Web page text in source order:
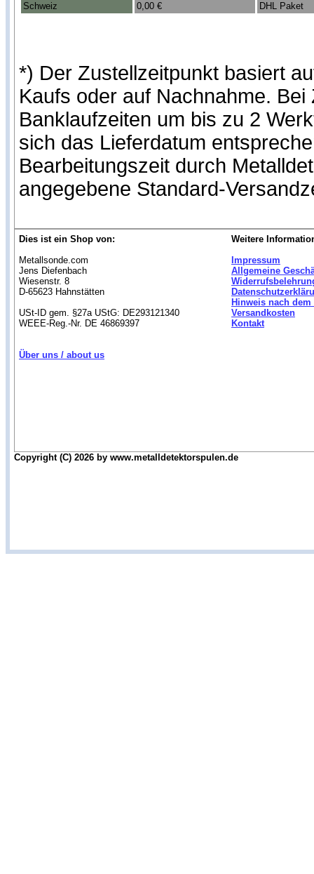
Schweiz
0,00 € DHL Paket
*) Der Zustellzeitpunkt basiert
Kaufs oder auf Nachnahme.
Banklaufzeiten um bis zu 2
sich das Lieferdatum
Bearbeitungszeit durch
angegebene Standard-
Dies ist ein Shop von:
Metallsonde.com
Jens Diefenbach
Wiesenstr. 8
D-65623 Hahnstätten
USt-ID gem. §27a UStG: DE293121340
WEEE-Reg.-Nr. DE 46869397
Über uns / about us
Weitere
Impressum
Allgemeine
Hinweis nach
Versandkosten
Kontakt
Copyright (C) 2026 by www.metalldetektorspulen.de